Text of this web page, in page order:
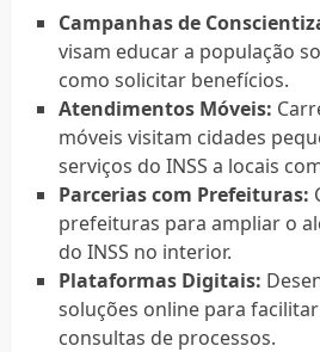
Campanhas de
visam educar a população
como solicitar benefícios.
Atendimentos Móveis:
móveis visitam cidades
serviços do INSS a locais
Parcerias com Prefeituras:
prefeituras para ampliar o
do INSS no interior.
Plataformas Digitais:
soluções online para
consultas de processos.